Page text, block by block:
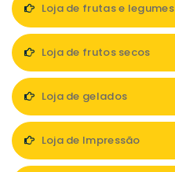
Loja de frutas e legumes
Loja de frutos secos
Loja de gelados
Loja de Impressão